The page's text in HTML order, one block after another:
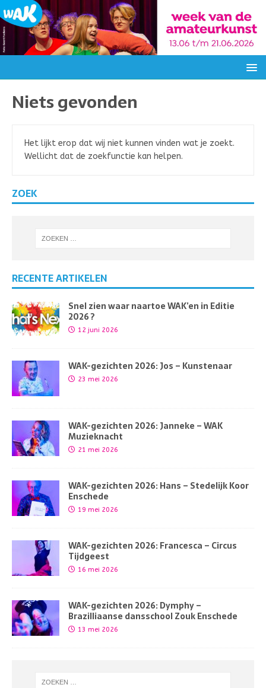
Niets gevonden
Het lijkt erop dat wij niet kunnen vinden wat je zoekt.
Wellicht dat de zoekfunctie kan helpen.
ZOEK
RECENTE ARTIKELEN
Snel zien waar naartoe WAK’en in Editie
2026 ?
12 juni 2026
WAK-gezichten 2026: Jos – Kunstenaar
23 mei 2026
WAK-gezichten 2026: Janneke – WAK
Muzieknacht
21 mei 2026
WAK-gezichten 2026: Hans – Stedelijk Koor
Enschede
19 mei 2026
WAK-gezichten 2026: Francesca – Circus
Tijdgeest
16 mei 2026
WAK-gezichten 2026: Dymphy –
Brazilliaanse dansschool Zouk Enschede
13 mei 2026